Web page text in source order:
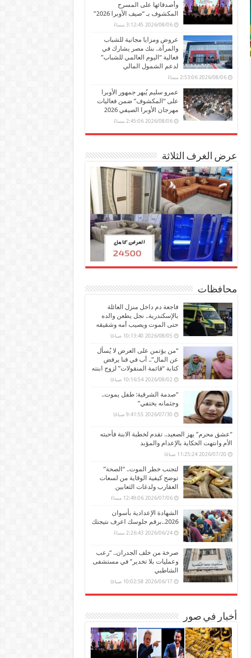
وأصدقائها على المسرح
المكشوف بـ “صيف الأوبرا 2026”
2026/08/06 3:12:45 مساءً
عروض ومزايا مجانية للشباب
والمرأة.. بنك مصر يشارك في
فعالية “اليوم العالمي للشباب”
لدعم الشمول المالي
2026/08/06 2:53:06 مساءً
عمرو سليم يُبهر جمهور الأوبرا
على “المكشوف” ضمن فعاليات
مهرجان الأوبرا الصيفي 2026
2026/08/06 2:45:06 مساءً
عرض الغرف الثلاثة
محافظات
فاجعة دم داخل منزل العائلة
بالإسكندرية.. نجل يطعن والده
حتى الموت ويصيب أمه وشقيقه
2026/08/05 10:13:40 صباحًا
“من يؤتمن على العرض لا يُسأل
عن المال”.. أب في قنا يرفض
كتابة “قائمة المنقولات” لزوج ابنته
2026/08/02 10:16:54 صباحًا
“صدمة الشرقية: طفل يموت..
وجثمانه يختفي”
2026/07/30 9:41:55 صباحًا
“عشق محرم” يهز الصعيد.. تقدم لخطبة الابنة فأحبته
الأم وانتهت الحكاية بالإعدام والمؤبد
2026/07/20 11:25:24 صباحًا
لتجنب خطر الموت.. “الصحة”
توضح كيفية الوقاية من لسعات
العقارب ولدغات الثعابين
2026/07/06 12:49:06 مساءً
الشهادة الإعدادية بأسوان
2026..برقم جلوسك اعرف نتيجتك
2026/06/24 2:26:43 مساءً
صرخة من خلف الجدران.. “رعب
وعمليات بلا تخدير” في مستشفى
الشاطبي
2026/06/17 10:02:58 صباحًا
أخبار في صور